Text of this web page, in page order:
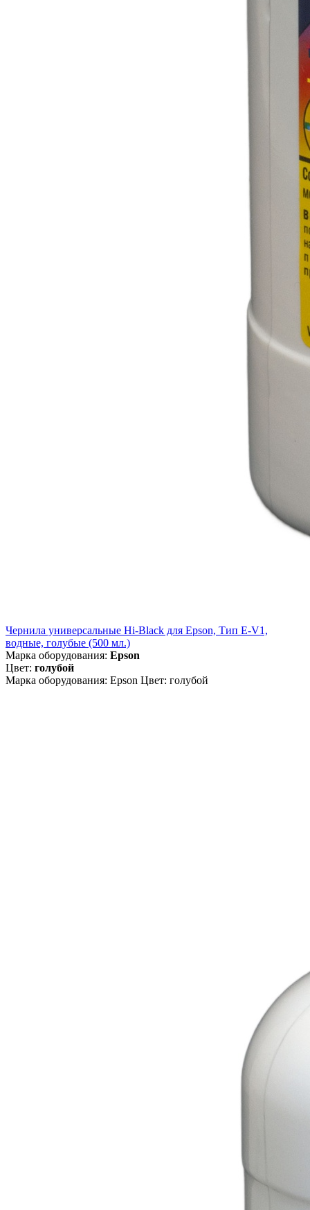
Чернила универсальные Hi-Black для Epson, Тип E-V1,
водные, голубые (500 мл.)
Марка оборудования: Epson
Цвет: голубой
Марка оборудования: Epson Цвет: голубой